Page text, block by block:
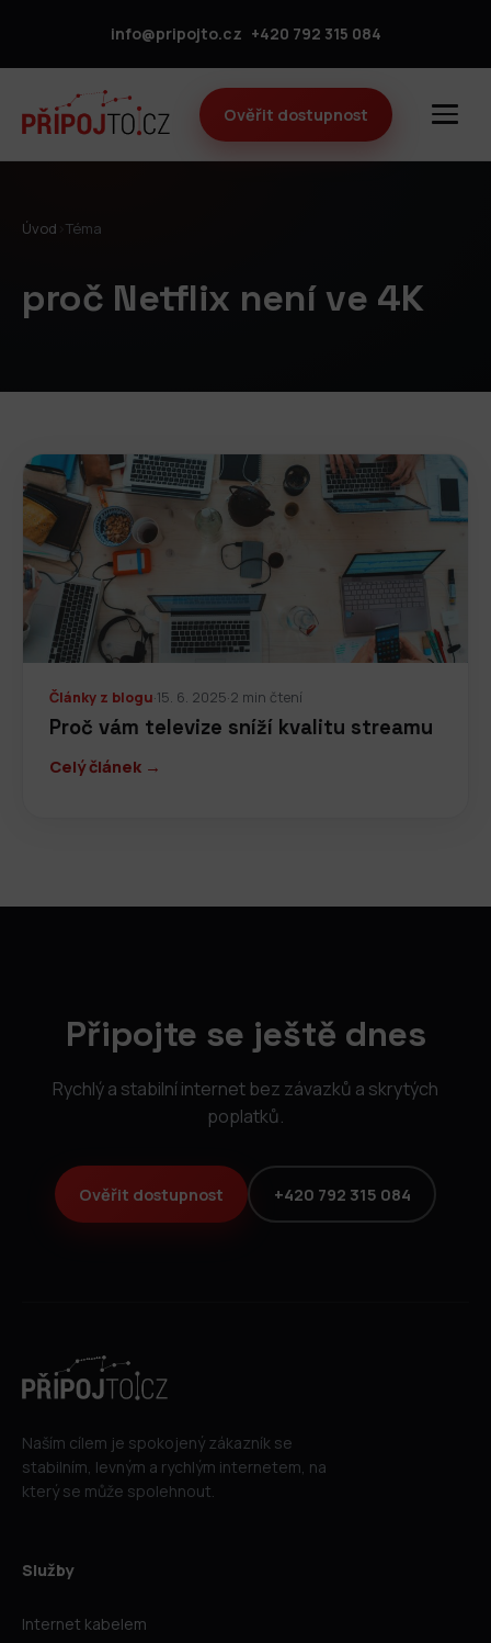
info@pripojto.cz +420 792 315 084
Ověřit dostupnost
Úvod Téma
proč Netflix není ve 4K
Články z blogu·15. 6. 2025·2 min čtení
Proč vám televize sníží kvalitu streamu
Celý článek →
Připojte se ještě dnes
Rychlý a stabilní internet bez závazků a skrytých
poplatků.
Ověřit dostupnost +420 792 315 084
Naším cílem je spokojený zákazník se
stabilním, levným a rychlým internetem, na
který se může spolehnout.
Služby
Internet kabelem